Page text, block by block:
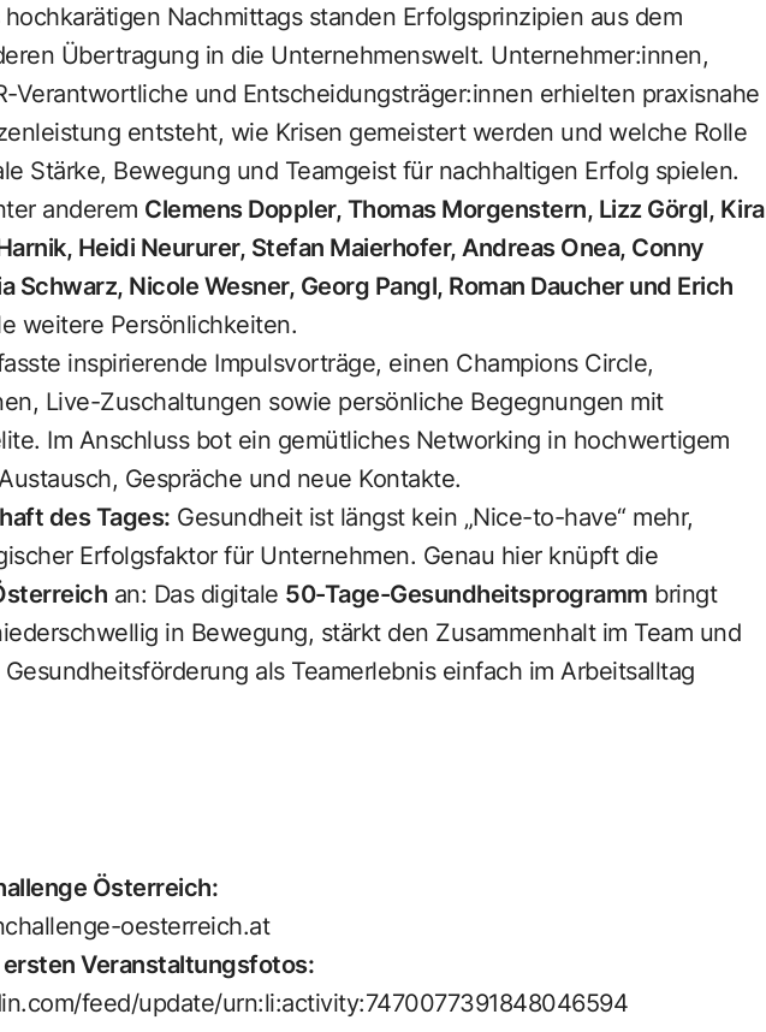
Nachmittags standen Erfolgsprinzipien aus dem
Übertragung in die Unternehmenswelt. Unternehmer:innen,
Verantwortliche und Entscheidungsträger:innen erhielten praxisnahe
entsteht, wie Krisen gemeistert werden und welche Rolle
Stärke, Bewegung und Teamgeist für nachhaltigen Erfolg spielen.
anderem Clemens Doppler, Thomas Morgenstern, Lizz Görgl, Kira
Heidi Neururer, Stefan Maierhofer, Andreas Onea, Conny
Schwarz, Nicole Wesner, Georg Pangl, Roman Daucher und Erich
weitere Persönlichkeiten.
inspirierende Impulsvorträge, einen Champions Circle,
Live-Zuschaltungen sowie persönliche Begegnungen mit
Im Anschluss bot ein gemütliches Networking in hochwertigem
Gespräche und neue Kontakte.
des Tages: Gesundheit ist längst kein „Nice-to-have“ mehr,
Erfolgsfaktor für Unternehmen. Genau hier knüpft die
an: Das digitale 50-Tage-Gesundheitsprogramm bringt
in Bewegung, stärkt den Zusammenhalt im Team und
als Teamerlebnis einfach im Arbeitsalltag
Österreich:
oesterreich.at
ersten Veranstaltungsfotos:
feed/update/urn:li:activity:7470077391848046594